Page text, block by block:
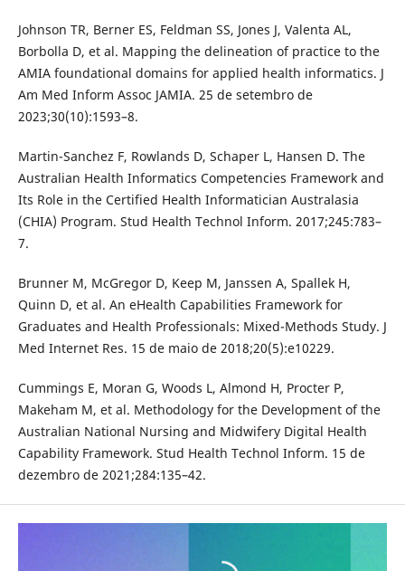
Johnson TR, Berner ES, Feldman SS, Jones J, Valenta AL,
Borbolla D, et al. Mapping the delineation of practice to the
AMIA foundational domains for applied health informatics. J
Am Med Inform Assoc JAMIA. 25 de setembro de
2023;30(10):1593–8.
Martin-Sanchez F, Rowlands D, Schaper L, Hansen D. The
Australian Health Informatics Competencies Framework and
Its Role in the Certified Health Informatician Australasia
(CHIA) Program. Stud Health Technol Inform. 2017;245:783–
7.
Brunner M, McGregor D, Keep M, Janssen A, Spallek H,
Quinn D, et al. An eHealth Capabilities Framework for
Graduates and Health Professionals: Mixed-Methods Study. J
Med Internet Res. 15 de maio de 2018;20(5):e10229.
Cummings E, Moran G, Woods L, Almond H, Procter P,
Makeham M, et al. Methodology for the Development of the
Australian National Nursing and Midwifery Digital Health
Capability Framework. Stud Health Technol Inform. 15 de
dezembro de 2021;284:135–42.